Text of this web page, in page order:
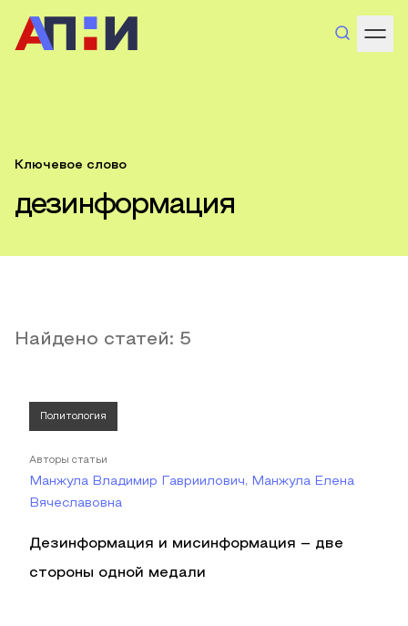
Ключевое слово
дезинформация
Найдено статей: 5
Политология
Авторы статьи
Манжула Владимир Гавриилович, Манжула Елена
Вячеславовна
Дезинформация и мисинформация – две
стороны одной медали